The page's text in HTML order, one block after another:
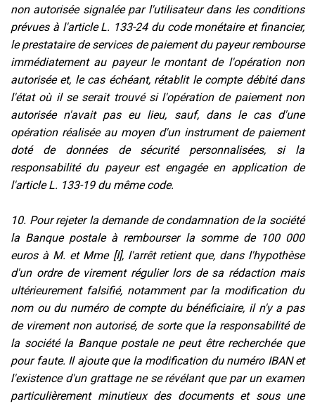
non autorisée signalée par l'utilisateur dans les conditions
prévues à l'article L. 133-24 du code monétaire et financier,
le prestataire de services de paiement du payeur rembourse
immédiatement au payeur le montant de l'opération non
autorisée et, le cas échéant, rétablit le compte débité dans
l'état où il se serait trouvé si l'opération de paiement non
autorisée n'avait pas eu lieu, sauf, dans le cas d'une
opération réalisée au moyen d'un instrument de paiement
doté de données de sécurité personnalisées, si la
responsabilité du payeur est engagée en application de
l'article L. 133-19 du même code.
10. Pour rejeter la demande de condamnation de la société
la Banque postale à rembourser la somme de 100 000
euros à M. et Mme [I], l'arrêt retient que, dans l'hypothèse
d'un ordre de virement régulier lors de sa rédaction mais
ultérieurement falsifié, notamment par la modification du
nom ou du numéro de compte du bénéficiaire, il n'y a pas
de virement non autorisé, de sorte que la responsabilité de
la société la Banque postale ne peut être recherchée que
pour faute. Il ajoute que la modification du numéro IBAN et
l'existence d'un grattage ne se révélant que par un examen
particulièrement minutieux des documents et sous une